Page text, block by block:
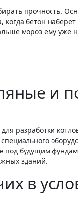
прочность.
когда бетон
мороз ему уже
и
разработки
под будущим
зданий.
в